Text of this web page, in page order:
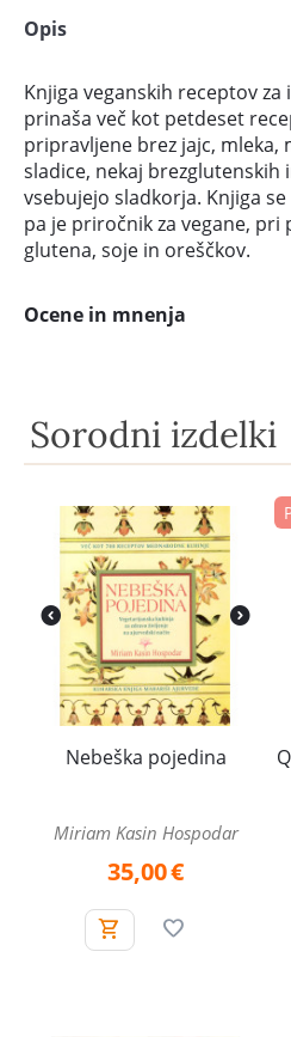
Opis
Knjiga veganskih receptov za
prinaša več kot petdeset
pripravljene brez jajc, mleka,
sladice, nekaj brezglutenskih
vsebujejo sladkorja. Knjiga
pa je priročnik za vegane, pri
glutena, soje in oreščkov.
Ocene in mnenja
Sorodni izdelki
Nebeška pojedina
Miriam Kasin Hospodar
35,00€